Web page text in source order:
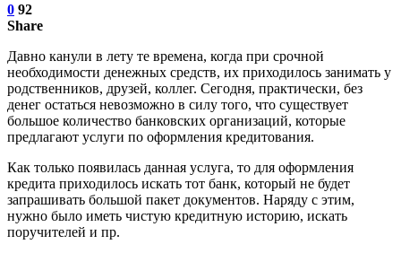
0 92
Share
Давно канули в лету те времена, когда при срочной
необходимости денежных средств, их приходилось занимать у
родственников, друзей, коллег. Сегодня, практически, без
денег остаться невозможно в силу того, что существует
большое количество банковских организаций, которые
предлагают услуги по оформления кредитования.
Как только появилась данная услуга, то для оформления
кредита приходилось искать тот банк, который не будет
запрашивать большой пакет документов. Наряду с этим,
нужно было иметь чистую кредитную историю, искать
поручителей и пр.